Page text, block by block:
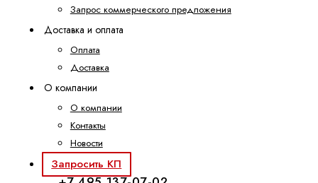
Запрос коммерческого предложения
Доставка и оплата
Оплата
Доставка
О компании
О компании
Контакты
Новости
Запросить КП